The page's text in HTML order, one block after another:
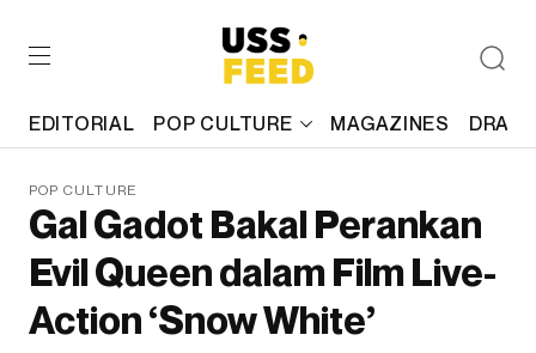
EDITORIAL POP CULTURE MAGAZINES
POP CULTURE
Gal Gadot Bakal Perankan
Evil Queen dalam Film Live-
Action ‘Snow White’